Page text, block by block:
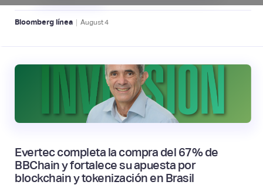
Bloomberg línea | August4
Evertec completa la compra del 67% de
BBChain y fortalece su apuesta por
blockchain y tokenización en Brasil